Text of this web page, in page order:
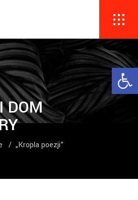
DOM
/ „Kropla poezji”